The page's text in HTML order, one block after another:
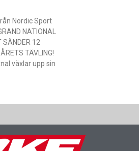
Nordic Sport
NATIONAL
SÄNDER 12
TÄVLING!
växlar upp sin